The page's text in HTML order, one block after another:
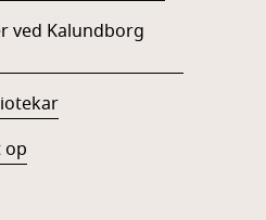
ved Kalundborg
op